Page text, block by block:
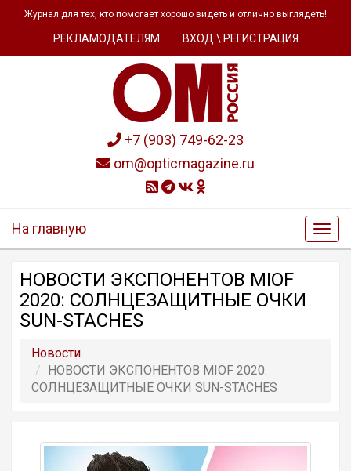
Журнал для тех, кто помогает хорошо видеть и отлично выглядеть!
РЕКЛАМОДАТЕЛЯМ ВХОД \ РЕГИСТРАЦИЯ
+7 (903) 749-62-23
om@opticmagazine.ru
На главную
НОВОСТИ ЭКСПОНЕНТОВ MIOF
2020: СОЛНЦЕЗАЩИТНЫЕ ОЧКИ
SUN-STACHES
Новости
НОВОСТИ ЭКСПОНЕНТОВ MIOF 2020:
СОЛНЦЕЗАЩИТНЫЕ ОЧКИ SUN-STACHES